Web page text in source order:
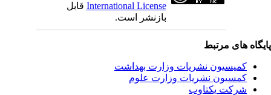
International Licenseقابل
بازنشر است.
های مرتبط
کمیسیون نشریات وزارت بهداشت
کمسیون نشریات وزارت علوم
شرکت یکتاوب